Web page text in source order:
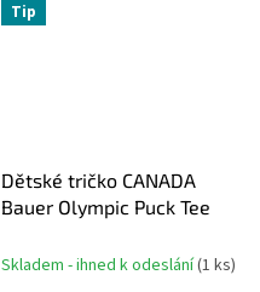
Tip
Dětské tričko CANADA
Bauer Olympic Puck Tee
Skladem - ihned k odeslání(1 ks)